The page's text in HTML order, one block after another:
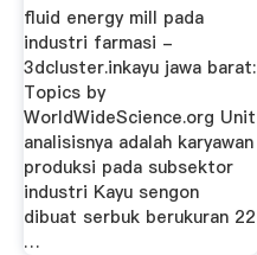
fluid energy mill pada
industri farmasi -
3dcluster.inkayu jawa barat:
Topics by
WorldWideScience.org Unit
analisisnya adalah karyawan
produksi pada subsektor
industri Kayu sengon
dibuat serbuk berukuran 22
…